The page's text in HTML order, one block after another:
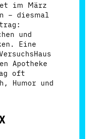
im März
– diesmal
und
Eine
Apotheke
oft
Humor und